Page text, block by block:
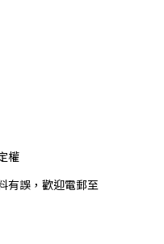
權
有誤，歡迎電郵至